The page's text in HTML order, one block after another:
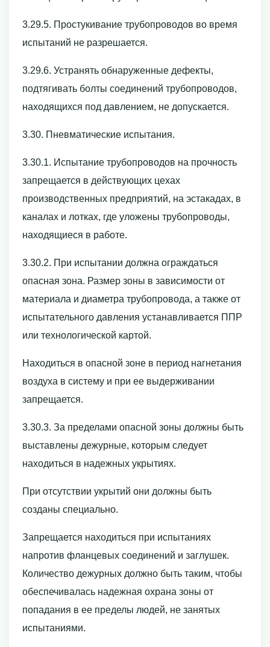
3.29.5. Простукивание трубопроводов во время
испытаний не разрешается.
3.29.6. Устранять обнаруженные дефекты,
подтягивать болты соединений трубопроводов,
находящихся под давлением, не допускается.
3.30. Пневматические испытания.
3.30.1. Испытание трубопроводов на прочность
запрещается в действующих цехах
производственных предприятий, на эстакадах, в
каналах и лотках, где уложены трубопроводы,
находящиеся в работе.
3.30.2. При испытании должна ограждаться
опасная зона. Размер зоны в зависимости от
материала и диаметра трубопровода, а также от
испытательного давления устанавливается ППР
или технологической картой.
Находиться в опасной зоне в период нагнетания
воздуха в систему и при ее выдерживании
запрещается.
3.30.3. За пределами опасной зоны должны быть
выставлены дежурные, которым следует
находиться в надежных укрытиях.
При отсутствии укрытий они должны быть
созданы специально.
Запрещается находиться при испытаниях
напротив фланцевых соединений и заглушек.
Количество дежурных должно быть таким, чтобы
обеспечивалась надежная охрана зоны от
попадания в ее пределы людей, не занятых
испытаниями.